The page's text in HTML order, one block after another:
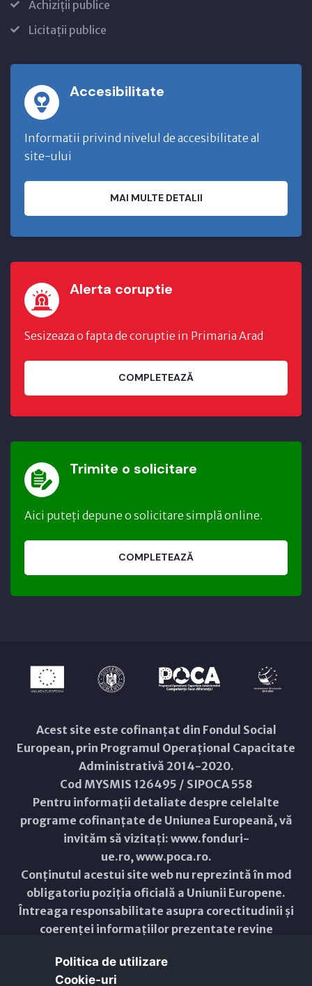
Achiziții publice
Licitații publice
Accesibilitate
Informatii privind nivelul de accesibilitate al
site-ului
MAI MULTE DETALII
Alerta coruptie
Sesizeaza o fapta de coruptie in Primaria Arad
COMPLETEAZĂ
Trimite o solicitare
Aici puteți depune o solicitare simplă online.
COMPLETEAZĂ
Acest site este cofinanțat din Fondul Social
European, prin Programul Operațional Capacitate
Administrativă 2014-2020.
Cod MYSMIS 126495 / SIPOCA 558
Pentru informații detaliate despre celelalte
programe cofinanțate de Uniunea Europeană, vă
invităm să vizitați: www.fonduri-
ue.ro,www.poca.ro.
Conținutul acestui site web nu reprezintă în mod
obligatoriu poziția oficială a Uniunii Europene.
Întreaga responsabilitate asupra corectitudinii și
coerenței informațiilor prezentate revine
Copyright © 2021 - 2026 -
Politica de utilizare
Cookie-uri‎